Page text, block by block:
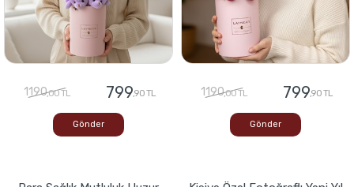
1190,00 TL 799,90 TL
Gönder
1190,00 TL 799,90 TL
Gönder